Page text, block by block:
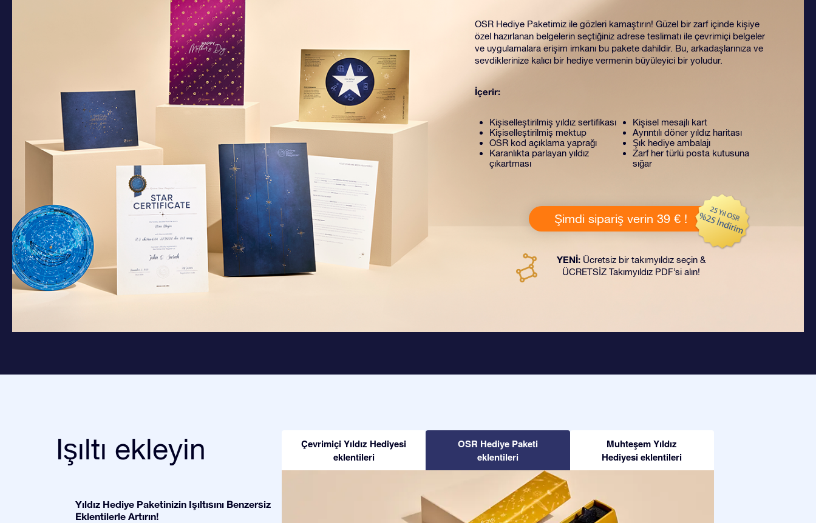
OSR Hediye Paketimiz ile gözleri kamaştırın! Güzel bir zarf içinde kişiye
özel hazırlanan belgelerin seçtiğiniz adrese teslimatı ile çevrimiçi belgeler
ve uygulamalara erişim imkanı bu pakete dahildir. Bu, arkadaşlarınıza ve
sevdiklerinize kalıcı bir hediye vermenin büyüleyici bir yoludur.
İçerir:
Kişiselleştirilmiş yıldız sertifikası
Kişiselleştirilmiş mektup
OSR kod açıklama yaprağı
Karanlıkta parlayan yıldız
çıkartması
Kişisel mesajlı kart
Ayrıntılı döner yıldız haritası
Şık hediye ambalajı
Zarf her türlü posta kutusuna
sığar
Şimdi sipariş verin 39 € !
YENİ: Ücretsiz bir takımyıldız seçin &
ÜCRETSİZ Takımyıldız PDF’si alın!
Işıltı ekleyin
Yıldız Hediye Paketinizin Işıltısını Benzersiz
Eklentilerle Artırın!
Çevrimiçi Yıldız Hediyesi
eklentileri
OSR Hediye Paketi
eklentileri
Muhteşem Yıldız
Hediyesi eklentileri